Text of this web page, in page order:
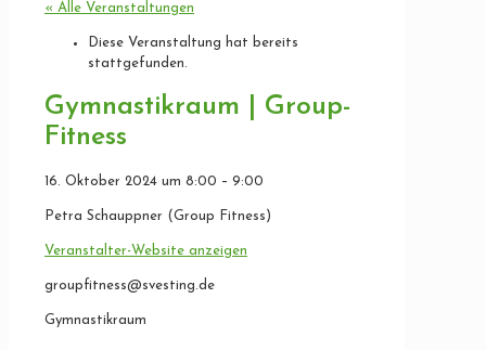
« Alle Veranstaltungen
Diese Veranstaltung hat bereits
stattgefunden.
Gymnastikraum | Group-
Fitness
16. Oktober 2024 um 8:00 – 9:00
Petra Schauppner (Group Fitness)
Veranstalter-Website anzeigen
groupfitness@svesting.de
Gymnastikraum